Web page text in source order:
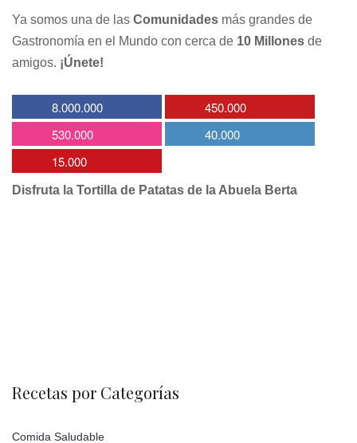
Ya somos una de las Comunidades más grandes de
Gastronomía en el Mundo con cerca de 10 Millones de
amigos. ¡Únete!
8.000.000
450.000
530.000
40.000
15.000
Disfruta la Tortilla de Patatas de la Abuela Berta
Recetas por Categorías
Comida Saludable